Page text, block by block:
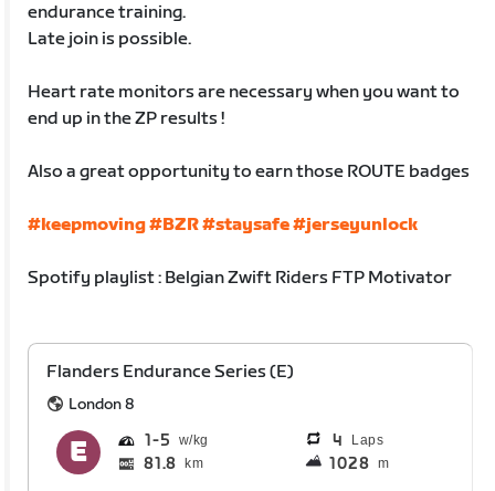
endurance training.
Late join is possible.
Heart rate monitors are necessary when you want to
end up in the ZP results !
Also a great opportunity to earn those ROUTE badges
#keepmoving#BZR#staysafe#jerseyunlock
Spotify playlist : Belgian Zwift Riders FTP Motivator
Flanders Endurance Series (E)
London 8
1 5 4 Laps
81.8 km 1028 m